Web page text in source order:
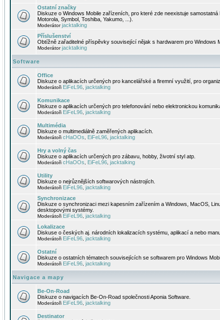
Ostatní značky
Diskuze o Windows Mobile zařízeních, pro které zde neexistuje
Motorola, Symbol, Toshiba, Yakumo, ...).
Moderátorjacktalking
Příslušenství
Obtížně zařaditelné příspěvky související nějak s hardwarem pro Windows
Moderátorjacktalking
Software
Office
Diskuze o aplikacích určených pro kancelářské a firemní využití, pro
Moderátoři EiFeL96 jacktalking
Komunikace
Diskuze o aplikacích určených pro telefonování nebo elektronickou
Moderátoři EiFeL96 jacktalking
Multimédia
Diskuze o multimediálně zaměřených aplikacích.
Moderátoři cHaOOs EiFeL96 jacktalking
Hry a volný čas
Diskuze o aplikacích určených pro zábavu, hobby, životní styl atp.
Moderátoři cHaOOs EiFeL96 jacktalking
Utility
Diskuze o nejrůznějších softwarových nástrojích.
Moderátoři EiFeL96 jacktalking
Synchronizace
Diskuze o synchronizaci mezi kapesním zařízením a Windows, MacOS,
desktopovými systémy.
Moderátoři EiFeL96 jacktalking
Lokalizace
Diskuse o českých aj. národních lokalizacích systému, aplikací a nebo
Moderátoři EiFeL96 jacktalking
Ostatní
Diskuze o ostatních tématech souvisejících se softwarem pro Windows
Moderátoři EiFeL96 jacktalking
Navigace a mapy
Be-On-Road
Diskuze o navigacích Be-On-Road společnosti Aponia Software.
Moderátoři EiFeL96 jacktalking
Destinator